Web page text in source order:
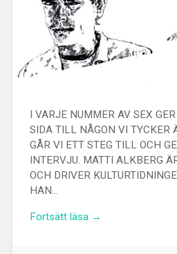
I VARJE NUMMER AV SEX
SIDA TILL NÅGON VI TYCKER
GÅR VI ETT STEG TILL OCH
INTERVJU. MATTI ALKBERG
OCH DRIVER
HAN…
Fortsätt läsa →